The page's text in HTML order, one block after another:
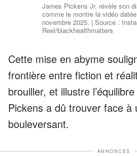
James Pickens Jr. révèle son
comme le montre la vidéo
novembre 2025. | Source :
Reel/blackhealthmatters
Cette mise en abyme
frontière entre fiction et
brouiller, et illustre
Pickens a dû trouver face à
bouleversant.
ANNONCES